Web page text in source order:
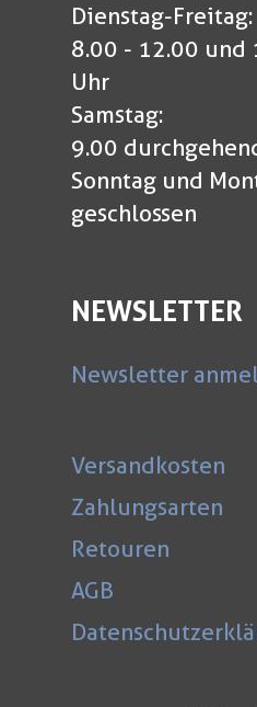
Dienstag-Freitag:
8.00 - 12.00 und
Uhr
Samstag:
9.00
Sonntag und
geschlossen
NEWSLETTER
Newsletter
Versandkosten
Zahlungsarten
Retouren
AGB